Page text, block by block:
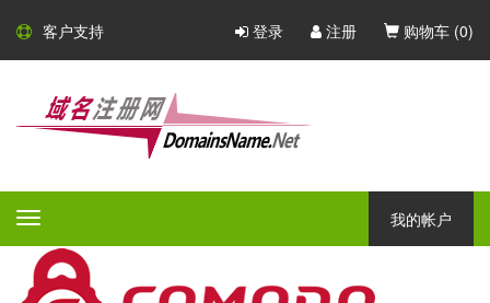
客户支持 登录 注册 购物车 (0)
Toggle
navigation
我的帐户
Comodo SSL 证书
Comodo - 大型的 CA 证书颁发
机构
会为任何公司或组织提供完美的安全解决方案。